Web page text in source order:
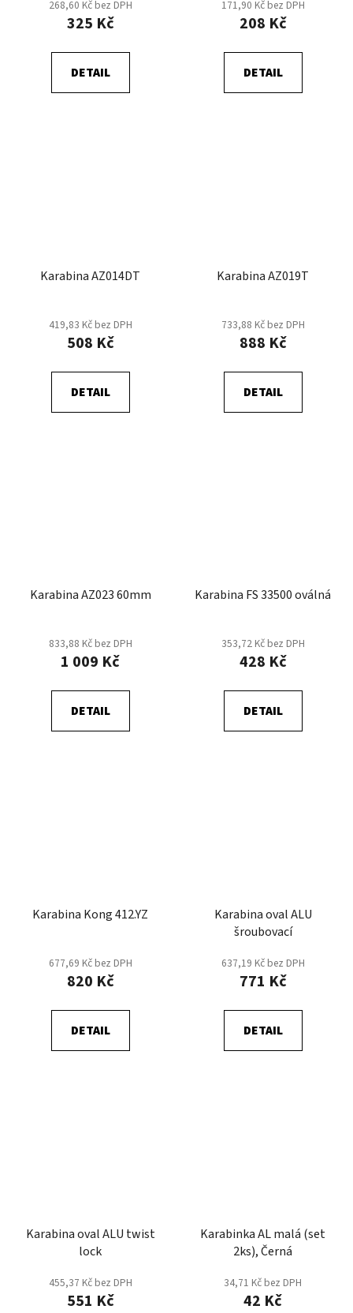
268,60 Kč bez DPH
325 Kč
DETAIL
171,90 Kč bez DPH
208 Kč
DETAIL
Karabina AZ014DT
419,83 Kč bez DPH
508 Kč
DETAIL
Karabina AZ019T
733,88 Kč bez DPH
888 Kč
DETAIL
Karabina AZ023 60mm
833,88 Kč bez DPH
1 009 Kč
DETAIL
Karabina FS 33500 oválná
353,72 Kč bez DPH
428 Kč
DETAIL
Karabina Kong 412.YZ
677,69 Kč bez DPH
820 Kč
DETAIL
Karabina oval ALU
šroubovací
637,19 Kč bez DPH
771 Kč
DETAIL
Karabina oval ALU twist
lock
455,37 Kč bez DPH
551 Kč
Karabinka AL malá (set
2ks), Černá
34,71 Kč bez DPH
42 Kč